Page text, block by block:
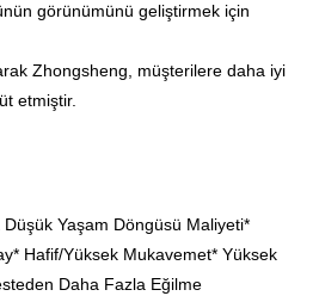
görünümünü geliştirmek için
Zhongsheng, müşterilere daha iyi
etmiştir.
Yaşam Döngüsü Maliyeti*
Hafif/Yüksek Mukavemet* Yüksek
Daha Fazla Eğilme